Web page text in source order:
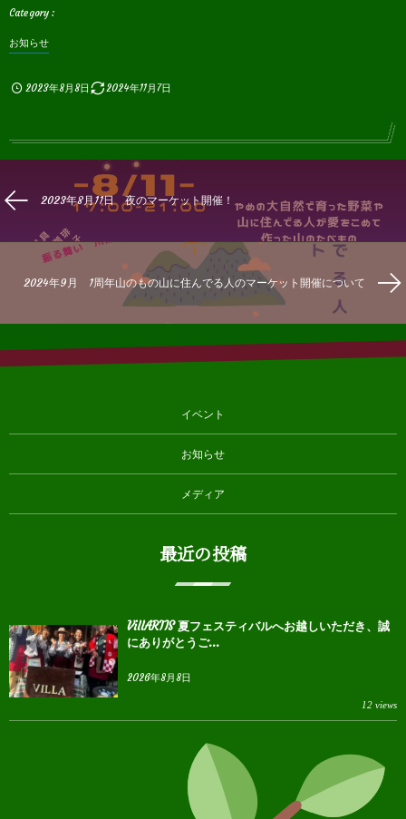
お知らせ
2023年8月8日 2024年11月7日
2023年8月11日 夜のマーケット開催！
2024年9月 1周年山のもの山に住んでる人のマーケット開催について
イベント
お知らせ
メディア
最近の投稿
VillARTIS 夏フェスティバルへお越しいただき、誠
にありがとうご...
2026年8月8日
12 views